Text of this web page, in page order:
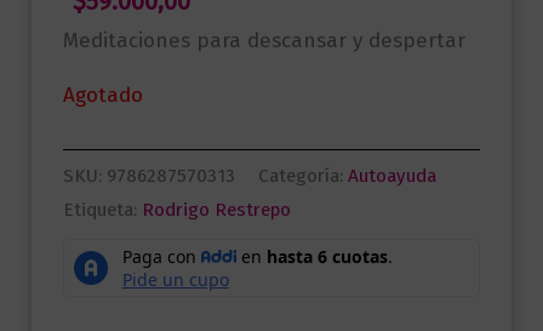
Meditaciones para descansar y despertar
Agotado
SKU: 9786287570313 Categoría: Autoayuda
Etiqueta: Rodrigo Restrepo